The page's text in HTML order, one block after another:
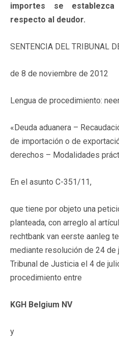
importes se
respecto al deudor.
SENTENCIA DEL TRIBUNAL
de 8 de noviembre de 2012
Lengua de procedimiento:
«Deuda aduanera –
de importación o de
derechos – Modalidades
En el asunto C-351/11,
que tiene por objeto una
planteada, con arreglo al
rechtbank van eerste aanleg
mediante resolución de 24 de
Tribunal de Justicia el 4 de
procedimiento entre
KGH Belgium NV
y